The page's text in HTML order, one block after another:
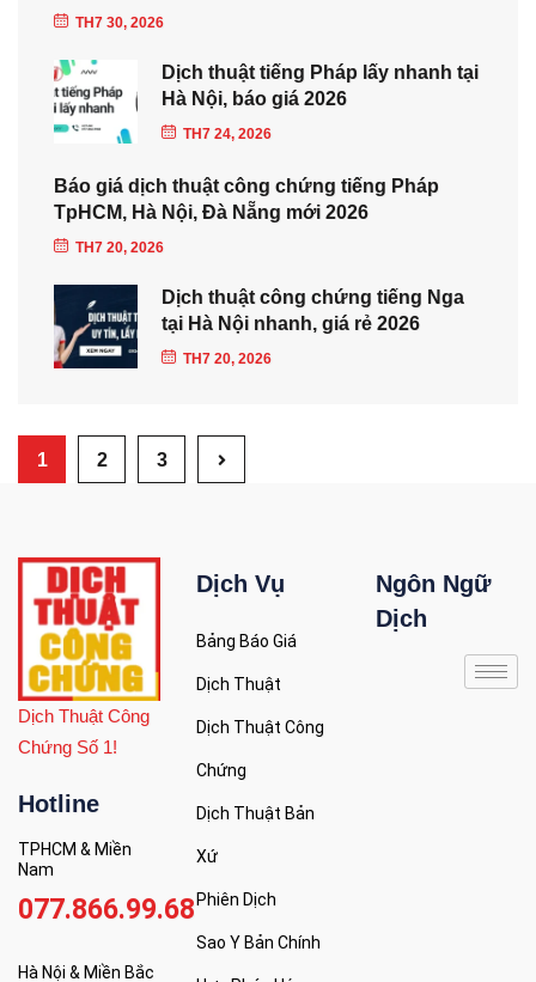
TH7 30, 2026
Dịch thuật tiếng Pháp lấy nhanh tại
Hà Nội, báo giá 2026
TH7 24, 2026
Báo giá dịch thuật công chứng tiếng Pháp
TpHCM, Hà Nội, Đà Nẵng mới 2026
TH7 20, 2026
Dịch thuật công chứng tiếng Nga
tại Hà Nội nhanh, giá rẻ 2026
TH7 20, 2026
1 2 3
Dịch Thuật Công
Chứng Số 1!
Hotline
TPHCM & Miền
Nam
077.866.99.68
Hà Nội & Miền Bắc
Dịch Vụ
Bảng Báo Giá
Dịch Thuật
Dịch Thuật Công
Chứng
Dịch Thuật Bản
Xứ
Phiên Dịch
Sao Y Bản Chính
Ngôn Ngữ
Dịch